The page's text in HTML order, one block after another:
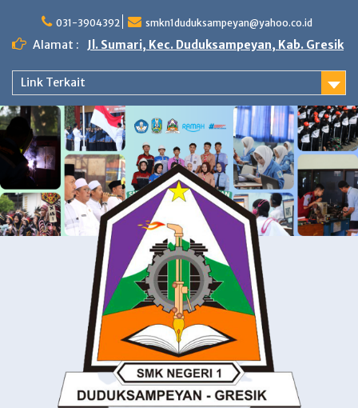
content
031-3904392 smkn1duduksampeyan@yahoo.co.id
Alamat : Jl. Sumari, Kec. Duduksampeyan, Kab. Gresik
Link Terkait